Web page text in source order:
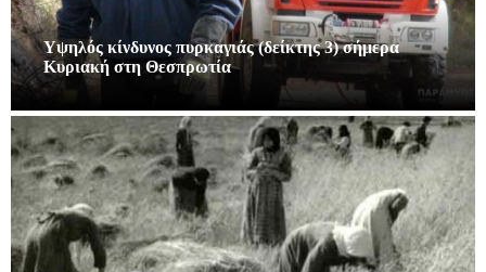
Υψηλός κίνδυνος πυρκαγιάς (δείκτης 3) σήμερα
Κυριακή στη Θεσπρωτία